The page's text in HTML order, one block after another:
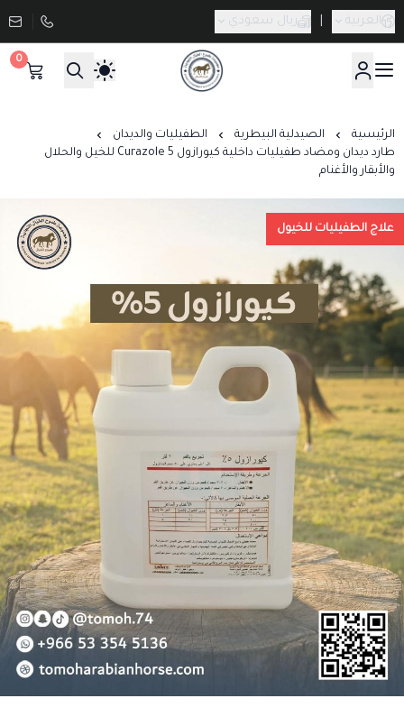
العربية ريال سعودي
صيدلية طموح الخيال البيطرية
0
الرئيسية الصيدلية البيطرية
الطفيليات والديدان
طارد ديدان ومضاد طفيليات داخلية كيورازول Curazole 5 للخيل والحلال
والأبقار والأغنام
علاج الطفيليات للخيول